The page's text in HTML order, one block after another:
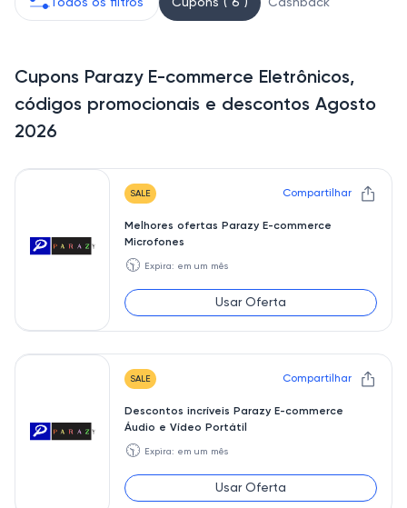
Todos os filtros Cupons ( 6 ) Cashback
Cupons Parazy E-commerce Eletrônicos,
códigos promocionais e descontos Agosto
2026
SALE Compartilhar
Melhores ofertas Parazy E-commerce
Microfones
🕥 Expira: em um mês
Usar Oferta
SALE Compartilhar
Descontos incríveis Parazy E-commerce
Áudio e Vídeo Portátil
🕥 Expira: em um mês
Usar Oferta